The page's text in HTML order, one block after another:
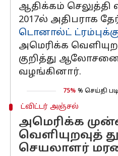
ஆதிக்கம் செலுத்தி
2017ல் அதிபராக
டொனால்ட்
அமெரிக்க
குறித்து
வழங்கினார்.
75% % செய்தி
ட்விட்டர் அஞ்சல்
அமெரிக்க
வெளியுறவுத்
செயலாளர்